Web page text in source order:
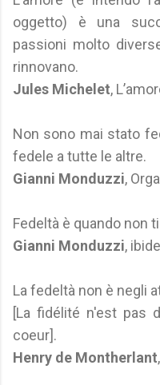
oggetto) è una
passioni molto
rinnovano.
Jules Michelet,
Non sono mai stato
fedele a tutte le altre.
Gianni Monduzzi,
Fedeltà è quando non
Gianni Monduzzi,
La fedeltà non è negli
[La fidélité n'est pas
coeur].
Henry de Montherlant